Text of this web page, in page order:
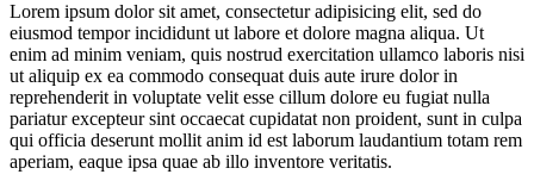
Lorem ipsum dolor sit amet, consectetur adipisicing elit, sed do
eiusmod tempor incididunt ut labore et dolore magna aliqua. Ut
enim ad minim veniam, quis nostrud exercitation ullamco laboris nisi
ut aliquip ex ea commodo consequat duis aute irure dolor in
reprehenderit in voluptate velit esse cillum dolore eu fugiat nulla
pariatur excepteur sint occaecat cupidatat non proident, sunt in culpa
qui officia deserunt mollit anim id est laborum laudantium totam rem
aperiam, eaque ipsa quae ab illo inventore veritatis.